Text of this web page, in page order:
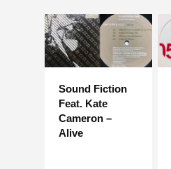
Sound Fiction
Feat. Kate
Cameron –
Alive